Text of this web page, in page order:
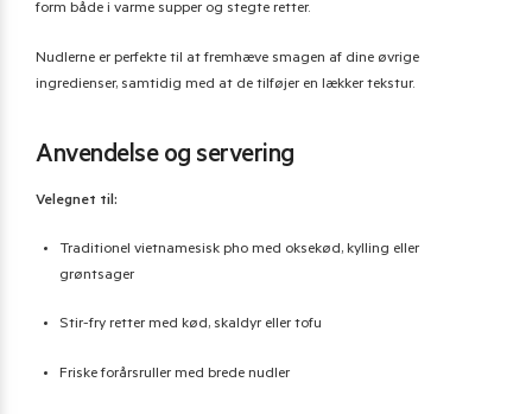
form både i varme supper og stegte retter.
Nudlerne er perfekte til at fremhæve smagen af dine øvrige
ingredienser, samtidig med at de tilføjer en lækker tekstur.
Anvendelse og servering
Velegnet til:
Traditionel vietnamesisk pho med oksekød, kylling eller
grøntsager
Stir-fry retter med kød, skaldyr eller tofu
Friske forårsruller med brede nudler